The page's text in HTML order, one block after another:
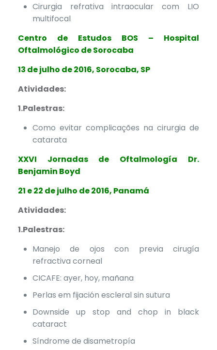
Cirurgia refrativa intraocular com LIO
multifocal
Centro de Estudos BOS – Hospital
Oftalmológico de Sorocaba
13 de julho de 2016, Sorocaba, SP
Atividades:
1.Palestras:
Como evitar complicações na cirurgia de
catarata
XXVI Jornadas de Oftalmología Dr.
Benjamin Boyd
21 e 22 de julho de 2016, Panamá
Atividades:
1.Palestras:
Manejo de ojos con previa cirugía
refractiva corneal
CICAFE: ayer, hoy, mañana
Perlas em fijación escleral sin sutura
Downside up stop and chop in black
cataract
Síndrome de disametropía